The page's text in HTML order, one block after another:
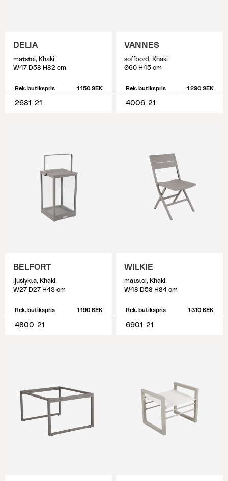
DELIA
matstol, Khaki
W47 D58 H82 cm
Rek. butikspris 1 150 SEK
2681-21
VANNES
soffbord, Khaki
Ø60 H45 cm
Rek. butikspris 1 290 SEK
4006-21
BELFORT
ljuslykta, Khaki
W27 D27 H43 cm
Rek. butikspris 1 190 SEK
4800-21
WILKIE
matstol, Khaki
W48 D58 H84 cm
Rek. butikspris 1 310 SEK
6901-21